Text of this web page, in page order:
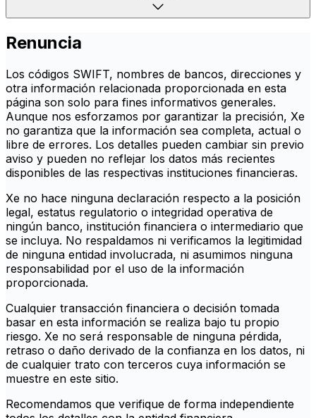
Renuncia
Los códigos SWIFT, nombres de bancos, direcciones y
otra información relacionada proporcionada en esta
página son solo para fines informativos generales.
Aunque nos esforzamos por garantizar la precisión, Xe
no garantiza que la información sea completa, actual o
libre de errores. Los detalles pueden cambiar sin previo
aviso y pueden no reflejar los datos más recientes
disponibles de las respectivas instituciones financieras.
Xe no hace ninguna declaración respecto a la posición
legal, estatus regulatorio o integridad operativa de
ningún banco, institución financiera o intermediario que
se incluya. No respaldamos ni verificamos la legitimidad
de ninguna entidad involucrada, ni asumimos ninguna
responsabilidad por el uso de la información
proporcionada.
Cualquier transacción financiera o decisión tomada
basar en esta información se realiza bajo tu propio
riesgo. Xe no será responsable de ninguna pérdida,
retraso o daño derivado de la confianza en los datos, ni
de cualquier trato con terceros cuya información se
muestre en este sitio.
Recomendamos que verifique de forma independiente